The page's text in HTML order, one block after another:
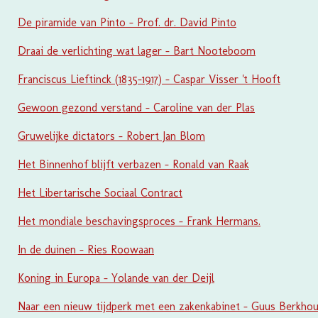
De piramide van Pinto - Prof. dr. David Pinto
Draai de verlichting wat lager - Bart Nooteboom
Franciscus Lieftinck (1835-1917) - Caspar Visser 't Hooft
Gewoon gezond verstand - Caroline van der Plas
Gruwelijke dictators - Robert Jan Blom
Het Binnenhof blijft verbazen - Ronald van Raak
Het Libertarische Sociaal Contract
Het mondiale beschavingsproces - Frank Hermans.
In de duinen - Ries Roowaan
Koning in Europa - Yolande van der Deijl
Naar een nieuw tijdperk met een zakenkabinet - Guus